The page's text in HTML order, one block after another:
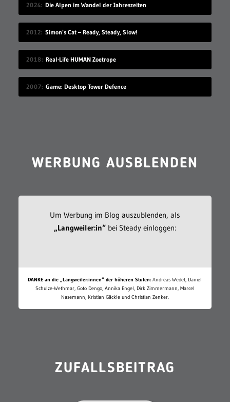
2024 Die Alpen im Wandel der Jahreszeiten
2012 Simon’s Cat – Ready, Steady, Slow!
2018 Real-Life HUMAN Zoetrope
2007 Game: Desktop Tower Defence
WERBUNG AUSBLENDEN
Um Werbung im Blog auszublenden, als
„Langweiler:in“bei Steady einloggen:
DANKE an die „Langweiler:innen“ der höheren Stufen: Andreas Wedel, Daniel
Schulze-Wethmar, Goto Dengo, Annika Engel, Dirk Zimmermann, Marcel
Nasemann, Kristian Gäckle und Christian Zenker.
ZUFALLSBEITRAG